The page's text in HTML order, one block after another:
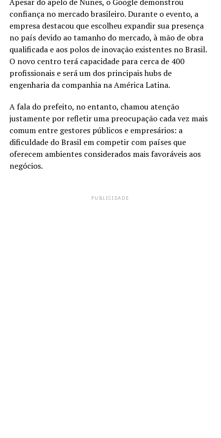
confiança no mercado brasileiro. Durante o evento, a
empresa destacou que escolheu expandir sua presença
no país devido ao tamanho do mercado, à mão de obra
qualificada e aos polos de inovação existentes no Brasil.
O novo centro terá capacidade para cerca de 400
profissionais e será um dos principais hubs de
engenharia da companhia na América Latina.
A fala do prefeito, no entanto, chamou atenção
justamente por refletir uma preocupação cada vez mais
comum entre gestores públicos e empresários: a
dificuldade do Brasil em competir com países que
oferecem ambientes considerados mais favoráveis aos
negócios.
PUBLICIDADE